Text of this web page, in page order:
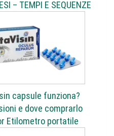
– TEMPI E SEQUENZE
capsule funziona?
e dove comprarlo
Etilometro portatile